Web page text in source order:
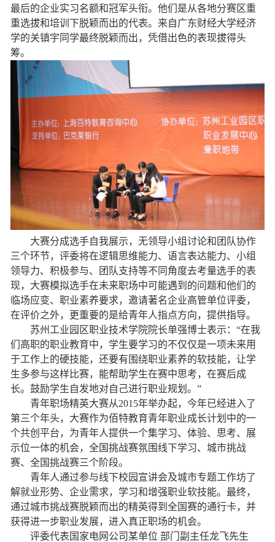
最后的企业实习名额和冠军头衔。他们是从各地分赛区重
重选拔和培训下脱颖而出的代表。来自广东财经大学经济
学的关镇宇同学最终脱颖而出，凭借出色的表现拔得头
筹。
大赛分成选手自我展示，无领导小组讨论和团队协作
三个环节，评委将在逻辑思维能力、语言表达能力、小组
领导力、积极参与、团队支持等不同角度去考量选手的表
现，大赛模拟选手在未来职场中可能遇到的问题和他们的
临场应变、职业素养要求，邀请著名企业高管单位评委，
在评价之外，更重要的是给青年人指点方向，提供指导。
苏州工业园区职业技术学院院长单强博士表示：“在我
们高职的职业教育中，学生要学习的不仅仅是一项未来用
于工作上的硬技能，还要有围绕职业素养的软技能，让学
生多参与这样比赛，能帮助学生在赛中思考，在赛后成
长。鼓励学生自发地对自己进行职业规划。”
青年职场精英大赛从2015年举办起，今年已经进入了
第三个年头，大赛作为佰特教育青年职业成长计划中的一
个共创平台，为青年人提供一个集学习、体验、思考、展
示位一体的机会，全国挑战赛氛围线下学习、城市挑战
赛、全国挑战赛三个阶段。
青年人通过参与线下校园宣讲会及城市专题工作坊了
解就业形势、企业需求，学习和增强职业软技能。最终，
通过城市挑战赛脱颖而出的精英得到全国赛的通行卡，并
获得进一步职业发展，进入真正职场的机会。
评委代表国家电网公司某单位 部门副主任龙飞先生